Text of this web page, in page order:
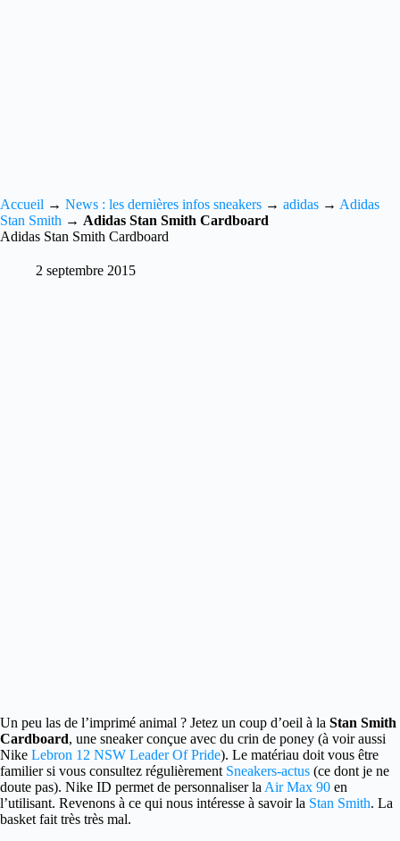
Accueil → News : les dernières infos sneakers → adidas → Adidas
Stan Smith → Adidas Stan Smith Cardboard
Adidas Stan Smith Cardboard
2 septembre 2015
Un peu las de l’imprimé animal ? Jetez un coup d’oeil à la Stan Smith
Cardboard, une sneaker conçue avec du crin de poney (à voir aussi
Nike Lebron 12 NSW Leader Of Pride). Le matériau doit vous être
familier si vous consultez régulièrement Sneakers-actus (ce dont je ne
doute pas). Nike ID permet de personnaliser la Air Max 90 en
l’utilisant. Revenons à ce qui nous intéresse à savoir la Stan Smith. La
basket fait très très mal.